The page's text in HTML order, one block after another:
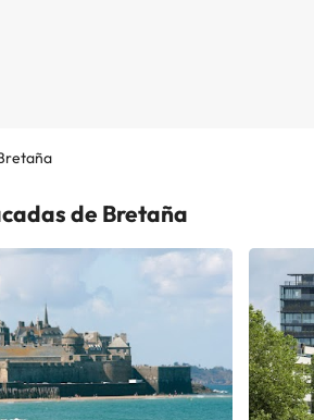
de Bretaña